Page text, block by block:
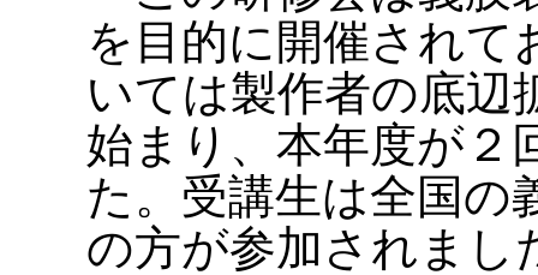
を目的に開催されて
いては製作者の底辺
始まり、本年度が２
た。受講生は全国の
の方が参加されまし